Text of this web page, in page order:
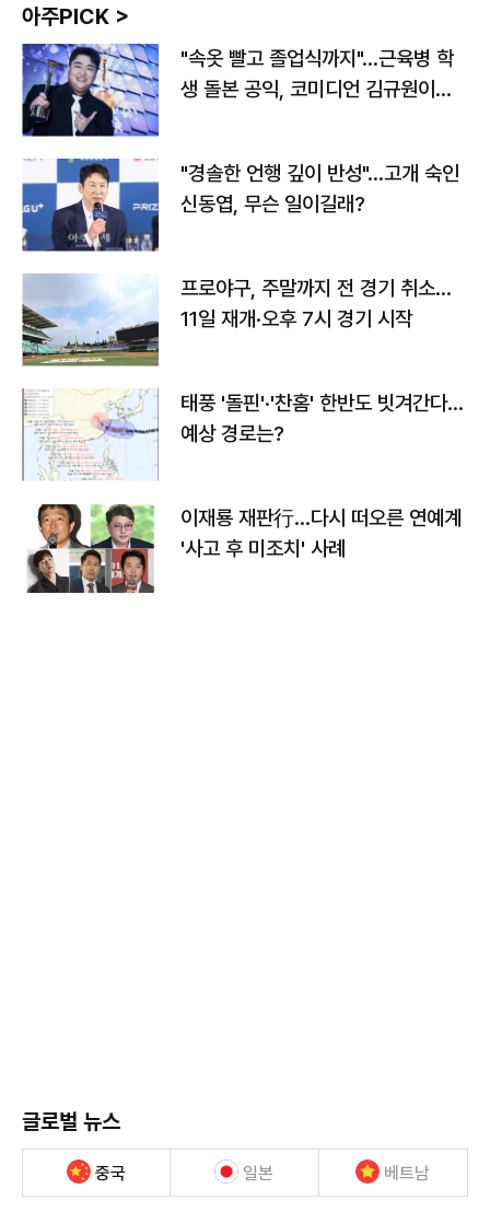
아주PICK >
"속옷 빨고 졸업식까지"…근육병 학
생 돌본 공익, 코미디언 김규원이었
"경솔한 언행 깊이 반성"…고개 숙인
신동엽, 무슨 일이길래?
프로야구, 주말까지 전 경기 취소…
11일 재개·오후 7시 경기 시작
태풍 '돌핀'·'찬홈' 한반도 빗겨간다…
예상 경로는?
이재룡 재판行…다시 떠오른 연예계
'사고 후 미조치' 사례
글로벌 뉴스
중국 일본 베트남